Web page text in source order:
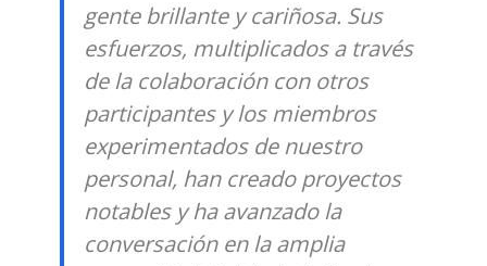
gente brillante y cariñosa. Sus
esfuerzos, multiplicados a través
de la colaboración con otros
participantes y los miembros
experimentados de nuestro
personal, han creado proyectos
notables y ha avanzado la
conversación en la amplia